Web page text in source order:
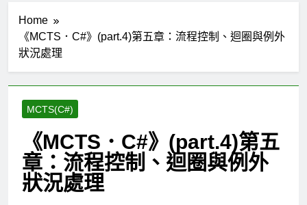
Home
《MCTS．C#》(part.4)第五章：流程控制、迴圈與例外
狀況處理
MCTS(C#)
《MCTS．C#》(part.4)第五
章：流程控制、迴圈與例外
狀況處理